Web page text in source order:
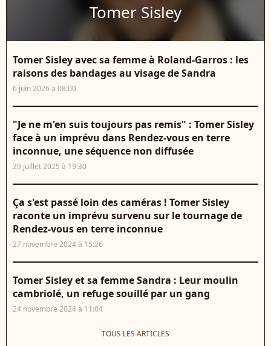
Tomer Sisley
Tomer Sisley avec sa femme à Roland-Garros : les
raisons des bandages au visage de Sandra
6 juin 2026 à 08:00
"Je ne m'en suis toujours pas remis" : Tomer Sisley
face à un imprévu dans Rendez-vous en terre
inconnue, une séquence non diffusée
29 juillet 2025 à 19:30
Ça s'est passé loin des caméras ! Tomer Sisley
raconte un imprévu survenu sur le tournage de
Rendez-vous en terre inconnue
27 novembre 2024 à 15:26
Tomer Sisley et sa femme Sandra : Leur moulin
cambriolé, un refuge souillé par un gang
24 novembre 2024 à 11:04
TOUS LES ARTICLES